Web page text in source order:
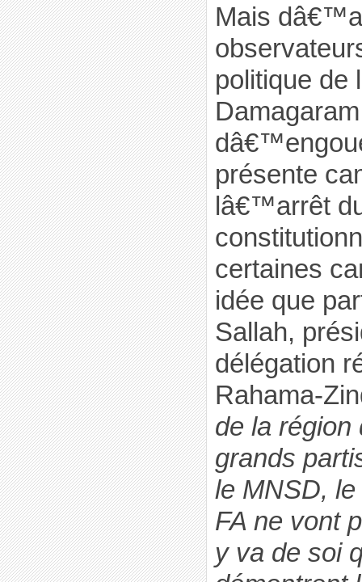
Mais
politique de
présente
lâ€™arrêt
certaines
idée que
Sallah,
délégation
Rahama-
de la région
grands
le MNSD,
FA ne vont
y va de soi